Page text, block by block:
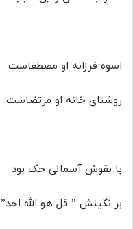
اسوه فرزانه او مصطفاست
روشنای خانه او مرتضاست
با نقوش آسمانی حک بود
بر نگینش ” قل هو الله احد”